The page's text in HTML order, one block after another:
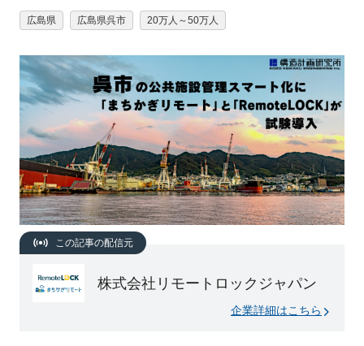
広島県 広島県呉市 20万人～50万人
この記事の配信元
株式会社リモートロックジャパン
企業詳細はこちら